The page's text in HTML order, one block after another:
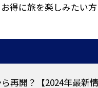
得に旅を楽しみたい
再開？【2024年最新情